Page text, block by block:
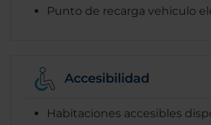
Punto de recarga vehiculo
Accesibilidad
Habitaciones accesibles